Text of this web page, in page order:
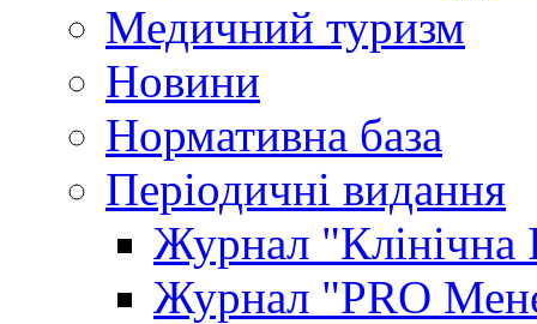
Медичний туризм
Новини
Нормативна база
Періодичні видання
Журнал "Клінічна
Журнал "PRO